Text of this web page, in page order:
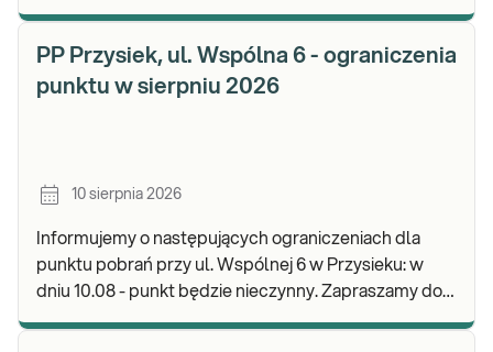
PP Przysiek, ul. Wspólna 6 - ograniczenia
punktu w sierpniu 2026
10 sierpnia 2026
Informujemy o następujących ograniczeniach dla
punktu pobrań przy ul. Wspólnej 6 w Przysieku: w
dniu 10.08 - punkt będzie nieczynny. Zapraszamy do